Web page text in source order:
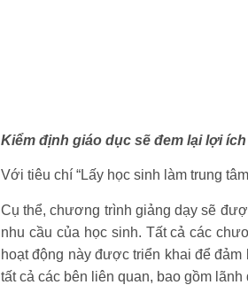
Kiểm định giáo dục sẽ đem lại lợi
Với tiêu chí “Lấy học sinh làm trung
Cụ thể, chương trình giảng dạy sẽ
nhu cầu của học sinh. Tất cả các
hoạt động này được triển khai để
tất cả các bên liên quan, bao gồm